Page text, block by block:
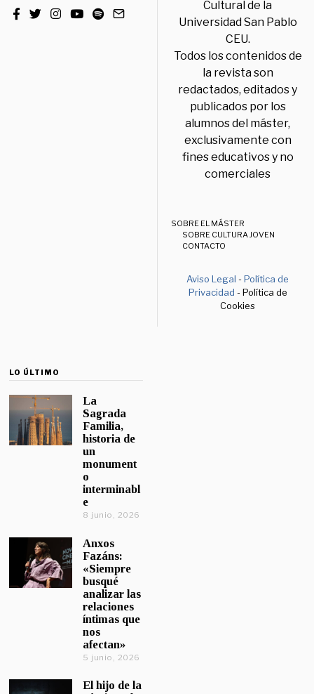
Cultural de la
Universidad San Pablo
CEU.
Todos los contenidos de
la revista son
redactados, editados y
publicados por los
alumnos del máster,
exclusivamente con
fines educativos y no
comerciales
SOBRE EL MÁSTER
SOBRE CULTURA JOVEN
CONTACTO
Aviso Legal -Política de
Privacidad - Política de
Cookies
LO ÚLTIMO
La
Sagrada
Familia,
historia de
un
monument
o
interminabl
e
8 junio, 2026
Anxos
Fazáns:
«Siempre
busqué
analizar las
relaciones
íntimas que
nos
afectan»
5 junio, 2026
El hijo de la